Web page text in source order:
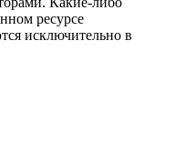
ресурсе
исключительно в